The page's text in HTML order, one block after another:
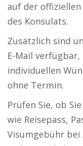
auf der
des Konsulats.
Zusätzlich sind
E-Mail
individuellen
ohne Termin.
Prüfen Sie, ob
wie Reisepass,
Visumgebühr